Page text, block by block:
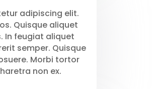
adipiscing elit.
Quisque aliquet
In feugiat aliquet
semper. Quisque
Morbi tortor
non ex.